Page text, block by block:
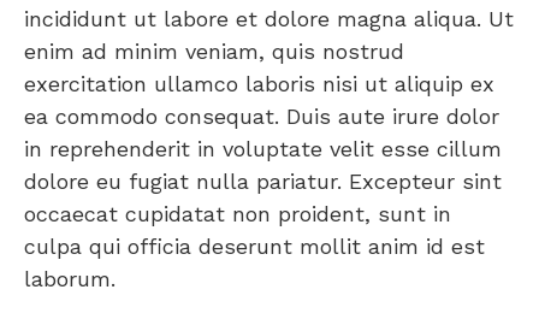
incididunt ut labore et dolore magna aliqua. Ut
enim ad minim veniam, quis nostrud
exercitation ullamco laboris nisi ut aliquip ex
ea commodo consequat. Duis aute irure dolor
in reprehenderit in voluptate velit esse cillum
dolore eu fugiat nulla pariatur. Excepteur sint
occaecat cupidatat non proident, sunt in
culpa qui officia deserunt mollit anim id est
laborum.